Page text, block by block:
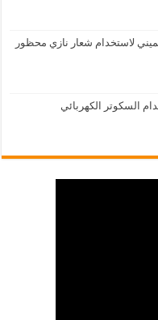
لاستخدام شعار نازي محظور
السكوتر الكهربائي